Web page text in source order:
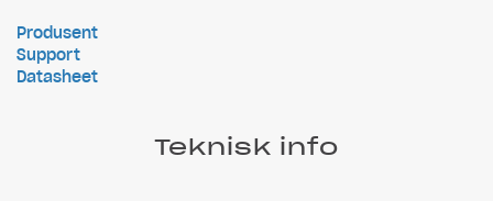
Produsent
Support
Datasheet
Teknisk info